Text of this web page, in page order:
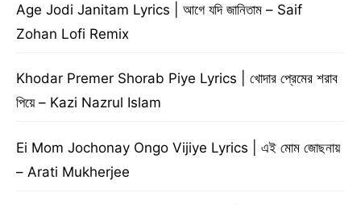
Age Jodi Janitam Lyrics | আগে যদি জানিতাম – Saif
Zohan Lofi Remix
Khodar Premer Shorab Piye Lyrics | খোদার প্রেমের শরাব
পিয়ে – Kazi Nazrul Islam
Ei Mom Jochonay Ongo Vijiye Lyrics | এই মোম জোছনায়
– Arati Mukherjee